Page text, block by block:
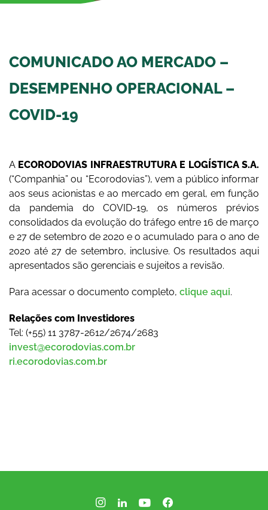
COMUNICADO AO MERCADO –
DESEMPENHO OPERACIONAL –
COVID-19
A ECORODOVIAS INFRAESTRUTURA E LOGÍSTICA S.A.
(“Companhia” ou “Ecorodovias”), vem a público informar
aos seus acionistas e ao mercado em geral, em função
da pandemia do COVID-19, os números prévios
consolidados da evolução do tráfego entre 16 de março
e 27 de setembro de 2020 e o acumulado para o ano de
2020 até 27 de setembro, inclusive. Os resultados aqui
apresentados são gerenciais e sujeitos a revisão.
Para acessar o documento completo, clique aqui.
Relações com Investidores
Tel: (+55) 11 3787-2612/2674/2683
invest@ecorodovias.com.br
ri.ecorodovias.com.br